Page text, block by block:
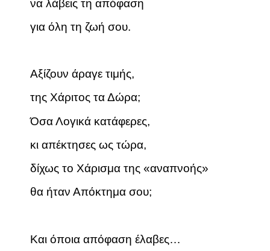
να λάβεις τη απόφαση
για όλη τη ζωή σου.
Αξίζουν άραγε τιμής,
της Χάριτος τα Δώρα;
Όσα Λογικά κατάφερες,
κι απέκτησες ως τώρα,
δίχως το Χάρισμα της «αναπνοής»
θα ήταν Απόκτημα σου;
Και όποια απόφαση έλαβες…